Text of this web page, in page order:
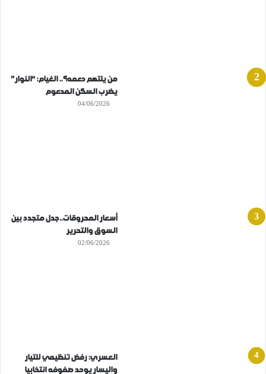
من يلتهم دعمه؟.. الغيام: “النوار”
يضرب السكن المدعوم
04/06/2026
أسعار المحروقات..جدل متجدد بين
السوق والتحرير
02/06/2026
العسري: رفض تنظيمي للتيار
واليسار يوحد صفوفه انتخابيا